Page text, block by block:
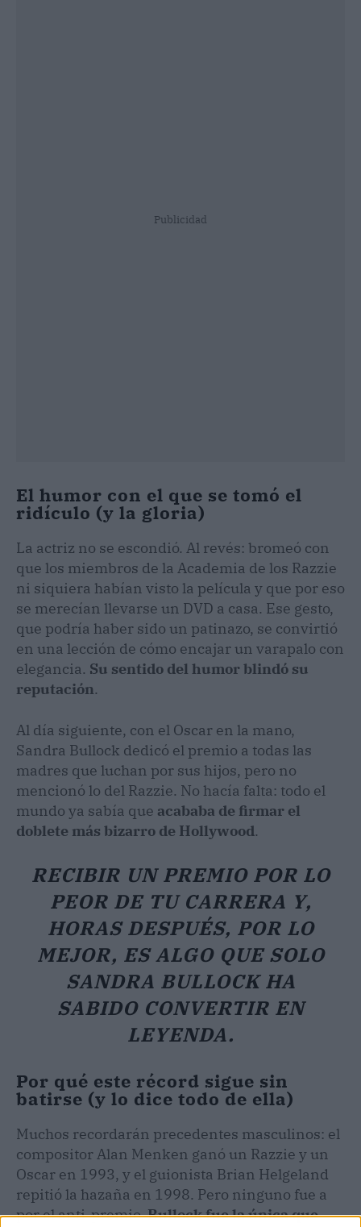
Publicidad
El humor con el que se tomó el
ridículo (y la gloria)
La actriz no se escondió. Al revés: bromeó con
que los miembros de la Academia de los Razzie
ni siquiera habían visto la película y que por eso
se merecían llevarse un DVD a casa. Ese gesto,
que podría haber sido un patinazo, se convirtió
en una lección de cómo encajar un varapalo con
elegancia. Su sentido del humor blindó su
reputación.
Al día siguiente, con el Oscar en la mano,
Sandra Bullock dedicó el premio a todas las
madres que luchan por sus hijos, pero no
mencionó lo del Razzie. No hacía falta: todo el
mundo ya sabía que acababa de firmar el
doblete más bizarro de Hollywood.
RECIBIR UN PREMIO POR LO
PEOR DE TU CARRERA Y,
HORAS DESPUÉS, POR LO
MEJOR, ES ALGO QUE SOLO
SANDRA BULLOCK HA
SABIDO CONVERTIR EN
LEYENDA.
Por qué este récord sigue sin
batirse (y lo dice todo de ella)
Muchos recordarán precedentes masculinos: el
compositor Alan Menken ganó un Razzie y un
Oscar en 1993, y el guionista Brian Helgeland
repitió la hazaña en 1998. Pero ninguno fue a
por el anti-premio.Bullock fue la única que